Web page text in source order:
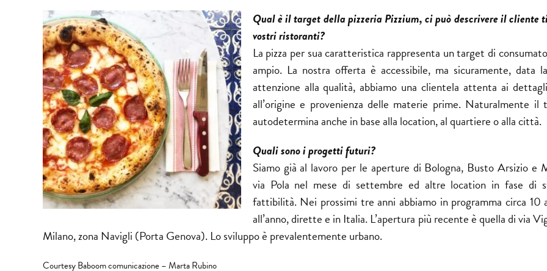
Qual è il target della pizzeria Pizzium, ci può descrivere il cliente
vostri ristoranti?
La pizza per sua caratteristica rappresenta un target di
ampio. La nostra offerta è accessibile, ma sicuramente, data
attenzione alla qualità, abbiamo una clientela attenta ai
all’origine e provenienza delle materie prime. Naturalmente il
autodetermina anche in base alla location, al quartiere o alla città.
Quali sono i progetti futuri?
Siamo già al lavoro per le aperture di Bologna, Busto Arsizio e
via Pola nel mese di settembre ed altre location in fase di
fattibilità. Nei prossimi tre anni abbiamo in programma circa 10
all’anno, dirette e in Italia. L’apertura più recente è quella di via
Milano, zona Navigli (Porta Genova). Lo sviluppo è prevalentemente urbano.
Courtesy Baboom comunicazione – Marta Rubino